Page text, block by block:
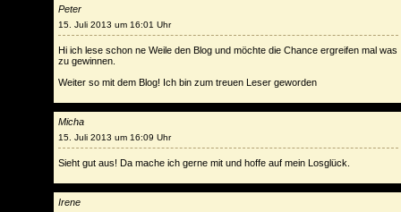
Peter
15. Juli 2013 um 16:01 Uhr
Hi ich lese schon ne Weile den Blog und möchte die Chance ergreifen mal was
zu gewinnen.
Weiter so mit dem Blog! Ich bin zum treuen Leser geworden
Micha
15. Juli 2013 um 16:09 Uhr
Sieht gut aus! Da mache ich gerne mit und hoffe auf mein Losglück.
Irene